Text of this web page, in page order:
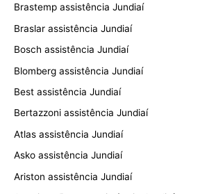
Brastemp assistência Jundiaí
Braslar assistência Jundiaí
Bosch assistência Jundiaí
Blomberg assistência Jundiaí
Best assistência Jundiaí
Bertazzoni assistência Jundiaí
Atlas assistência Jundiaí
Asko assistência Jundiaí
Ariston assistência Jundiaí